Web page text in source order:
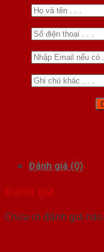
Đánh giá (0)
Đánh giá
Chưa có đánh giá nào.